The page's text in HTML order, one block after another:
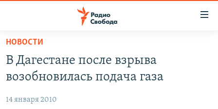
упрощенного
доступа
Вернуться
основному
ПОДКАСТЫ
ЦИТАТЫ СВОБОДЫ
НОВОСТИ
В Дагестане после взрыва
возобновилась подача газа
14 января 2010